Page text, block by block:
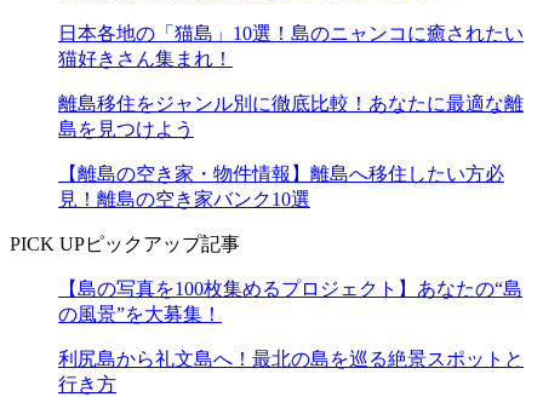
日本各地の「猫島」10選！島のニャンコに癒されたい
猫好きさん集まれ！
離島移住をジャンル別に徹底比較！あなたに最適な離
島を見つけよう
【離島の空き家・物件情報】離島へ移住したい方必
見！離島の空き家バンク10選
PICK UPピックアップ記事
【島の写真を100枚集めるプロジェクト】あなたの“島
の風景”を大募集！
利尻島から礼文島へ！最北の島を巡る絶景スポットと
行き方